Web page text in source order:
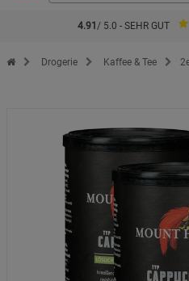
4.91 / 5.0 - SEHR GUT
Zur Startseite des Kopp Verlag Online-
Drogerie Kaffee & Tee